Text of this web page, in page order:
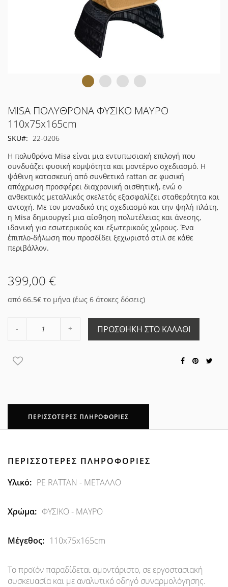
Μετάβαση
στην
αρχή
της
εικόνων
MISA ΠΟΛΥΘΡΟΝΑ ΦΥΣΙΚΟ ΜΑΥΡΟ
110x75x165cm
SKU
22-0206
Η πολυθρόνα Misa είναι μια εντυπωσιακή επιλογή που
συνδυάζει φυσική κομψότητα και μοντέρνο σχεδιασμό. Η
ψάθινη κατασκευή από συνθετικό rattan σε φυσική
απόχρωση προσφέρει διαχρονική αισθητική, ενώ ο
ανθεκτικός μεταλλικός σκελετός εξασφαλίζει σταθερότητα και
αντοχή. Με τον μοναδικό της σχεδιασμό και την ψηλή πλάτη,
η Misa δημιουργεί μια αίσθηση πολυτέλειας και άνεσης,
ιδανική για εσωτερικούς και εξωτερικούς χώρους. Ένα
έπιπλο-δήλωση που προσδίδει ξεχωριστό στιλ σε κάθε
περιβάλλον.
399,00 €
από 66.5€ το μήνα (έως 6 άτοκες δόσεις)
κατά
1
Αύξηση
ΠΡΟΣΘΉΚΗ ΣΤΟ ΚΑΛΆΘΙ
ΠΕΡΙΣΣΌΤΕΡΕΣ ΠΛΗΡΟΦΟΡΊΕΣ
ΠΕΡΙΣΣΌΤΕΡΕΣ ΠΛΗΡΟΦΟΡΊΕΣ
ΠερισσότερεςPE RATTAN - ΜΕΤΑΛΛΟ
ΦΥΣΙΚΟ - ΜΑΥΡΟ
110x75x165cm
Το προϊόν παραδίδεται αμοντάριστο, σε εργοστασιακή
συσκευασία και με αναλυτικό οδηγό συναρμολόγησης.